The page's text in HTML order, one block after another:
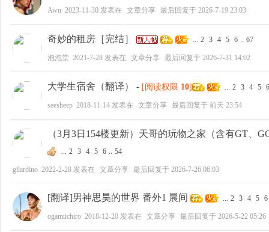
Awu 2023-11-30 发表在 文章分享 最后回复于 2026-7-19 23:03
奇妙的租房［完结］ ... 2 3 4 5 6 .. 67
泡泡堂 2021-7-28 发表在 文章分享 最后回复于 2026-7-31 14:02
大学生宿舍（翻译） - [阅读权限 10] ... 2 3 4 5 6
seesheep 2018-11-14 发表在 文章分享 最后回复于 前天 23:54
（3月3日154楼更新）天哥的玩物之家（含有GT、
... 2 3 4 5 6 .. 54
gilardino 2022-2-28 发表在 文章分享 最后回复于 2026-7-26 06:03
[翻译]男神思昊的世界 番外1 晨间 ... 2 3 4 5 6
ogamiichiro 2018-12-20 发表在 文章分享 最后回复于 2026-5-22 05:26